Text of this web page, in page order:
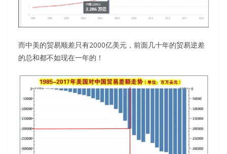
而中美的贸易顺差只有2000亿美元，前面几十年的贸易逆差
的总和都不如现在一年的！